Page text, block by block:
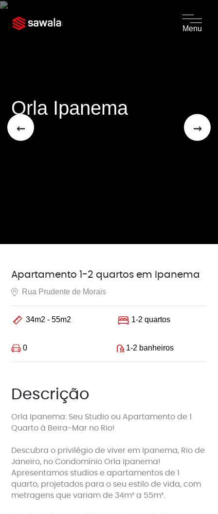
Menu
← →
Orla Ipanema
Apartamento 1-2 quartos em Ipanema
Rua Prudente de Morais
34m2 - 55m2 1-2 quartos
0 1-2 banheiros
Descrição
Orla Ipanema: Seu Studio ou Apartamento de 1
Quarto à Beira-Mar no Rio!
Descubra o privilégio de viver em Ipanema, Rio de
Janeiro, no Condomínio Orla Ipanema!
Apresentamos studios e apartamentos de 1
quarto, projetados para o seu estilo de vida, com
metragens que variam de 34m² a 55m².